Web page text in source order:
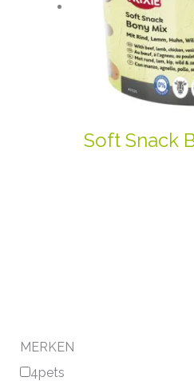
Soft Snack
MERKEN
4pets